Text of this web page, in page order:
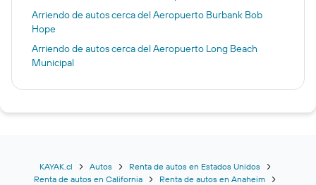
Arriendo de autos cerca del Aeropuerto Burbank Bob
Hope
Arriendo de autos cerca del Aeropuerto Long Beach
Municipal
KAYAK.cl Autos
Renta de autos en Estados Unidos
Renta de autos en California
Renta de autos en Anaheim